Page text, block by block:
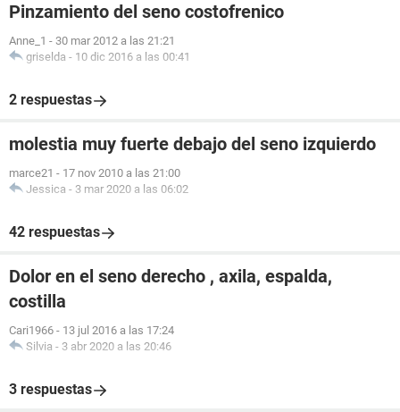
Pinzamiento del seno costofrenico
Anne_1 - 30 mar 2012 a las 21:21
griselda - 10 dic 2016 a las 00:41
2 respuestas
molestia muy fuerte debajo del seno izquierdo
marce21 - 17 nov 2010 a las 21:00
Jessica - 3 mar 2020 a las 06:02
42 respuestas
Dolor en el seno derecho , axila, espalda,
costilla
Cari1966 - 13 jul 2016 a las 17:24
Silvia - 3 abr 2020 a las 20:46
3 respuestas